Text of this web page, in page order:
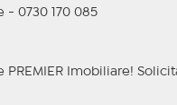
- 0730 170 085
Imobiliare!